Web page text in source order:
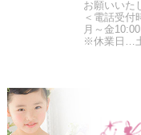
お願いいた
＜電話受付
月～金
※休業日…